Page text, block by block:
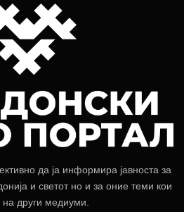
да ја информира јавноста за
и светот но и за оние теми кои
други медиуми.